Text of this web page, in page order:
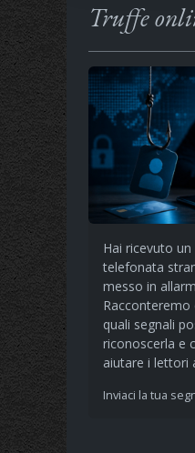
Truffe
Hai ricevuto
telefonata
messo in
quali segnali
riconoscerla e
aiutare i lettori
Inviaci la tua